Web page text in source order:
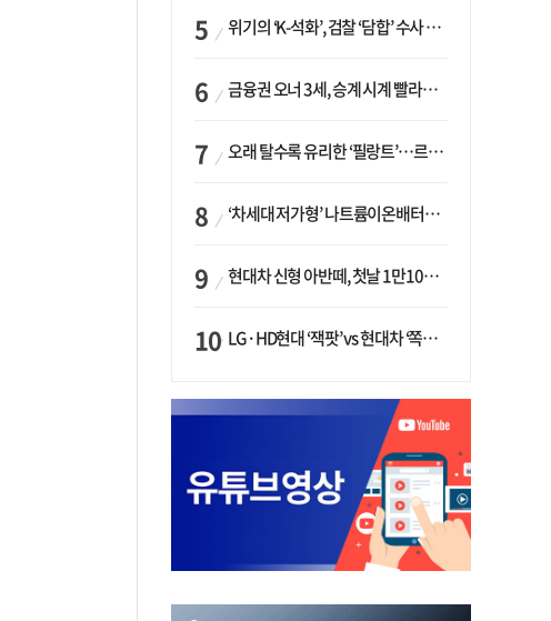
위기의 ‘K-석화’, 검찰 ‘담합’ 수사 착수…“LG·한화·롯데 등 7개 업체, 8개 제품 가격 담합”
금융권 오너 3세, 승계 시계 빨라지나…한국투자 ‘속도’·미래에셋·메리츠는 ‘거리두기’
오래 탈수록 유리한 ‘필랑트’…르노코리아, 5년 뒤 잔존가치 53% 보장
‘차세대 저가형’ 나트륨이온배터리 시대 오나…LG화학·에코프로, 상용화 속도낸다
현대차 신형 아반떼, 첫날 1만1094대 계약…역대 최고치 경신
LG·HD현대 ‘잭팟’ vs 현대차 ‘쪽박’…글로벌 사모펀드, 韓 대기업 투자 ‘희비’